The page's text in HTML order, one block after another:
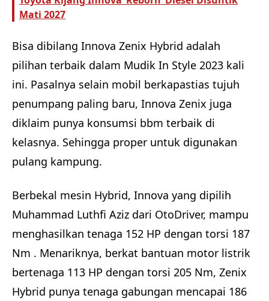
Mati 2027
Bisa dibilang Innova Zenix Hybrid adalah
pilihan terbaik dalam Mudik In Style 2023 kali
ini. Pasalnya selain mobil berkapastias tujuh
penumpang paling baru, Innova Zenix juga
diklaim punya konsumsi bbm terbaik di
kelasnya. Sehingga proper untuk digunakan
pulang kampung.
Berbekal mesin Hybrid, Innova yang dipilih
Muhammad Luthfi Aziz dari OtoDriver, mampu
menghasilkan tenaga 152 HP dengan torsi 187
Nm . Menariknya, berkat bantuan motor listrik
bertenaga 113 HP dengan torsi 205 Nm, Zenix
Hybrid punya tenaga gabungan mencapai 186